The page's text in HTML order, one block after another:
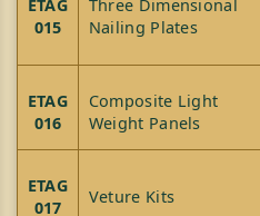
ETAG
015
Three Dimensional
Nailing Plates
ETAG
016
Composite Light
Weight Panels
ETAG
017
Veture Kits